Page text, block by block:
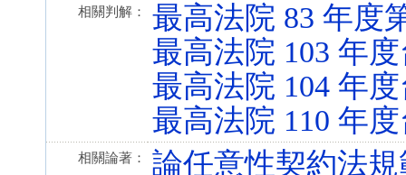
相關判解：
最高法院 83 年度
最高法院 103 年
最高法院 104 年
最高法院 110 年
相關論著： 論任意性契約法